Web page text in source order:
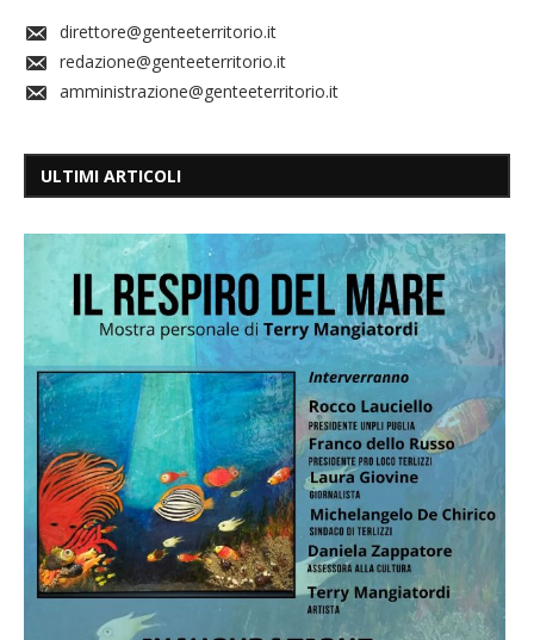
direttore@genteeterritorio.it
redazione@genteeterritorio.it
amministrazione@genteeterritorio.it
ULTIMI ARTICOLI